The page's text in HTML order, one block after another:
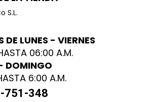
S.L.
DE LUNES - VIERNES
06:00 A.M.
DOMINGO
6:00 A.M.
751-348